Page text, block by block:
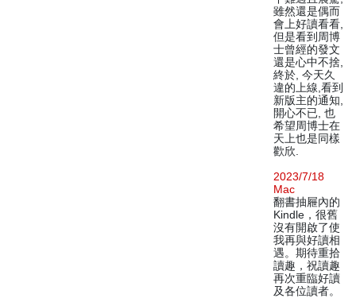
雖然還是偶而
會上好讀看看,
但是看到周博
士曾經的發文
還是心中不捨,
終於, 今天久
違的上線,看到
新版主的通知,
開心不已, 也
希望周博士在
天上也是同樣
歡欣.
2023/7/18
Mac
翻書抽屜內的
Kindle，很舊
沒有開啟了使
我再與好讀相
遇。期待重拾
讀趣，祝讀趣
再次重臨好讀
及各位讀者。